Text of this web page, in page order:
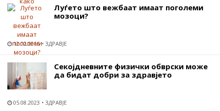
Луѓето што вежбаат имаат поголеми
мозоци?
12.02.2016 ЗДРАВЈЕ
Секојдневните физички обврски може
да бидат добри за здравјето
05.08.2023 ЗДРАВЈЕ